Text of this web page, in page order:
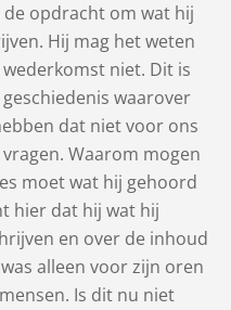
opdracht om wat hij
Hij mag het weten
niet. Dit is
waarover
dat niet voor ons
Waarom mogen
moet wat hij gehoord
hier dat hij wat hij
en over de inhoud
alleen voor zijn oren
Is dit nu niet